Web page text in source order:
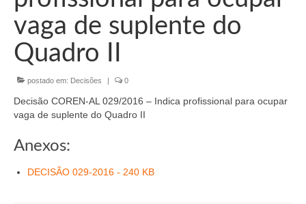
Conselheiros e Diretoria
Câmaras Técnicas
Carta de Serviços ao Cidadão
Governança
Transparência e Prestação de Contas
Eleições
vaga de suplente do
Quadro II
postado em: Decisões | 0
Decisão COREN-AL 029/2016 – Indica profissional para ocupar
vaga de suplente do Quadro II
Anexos:
DECISÃO 029-2016 - 240 KB